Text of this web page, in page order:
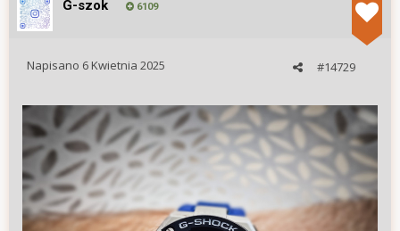
G-szok 6109
#14729
Napisano 6 Kwietnia 2025